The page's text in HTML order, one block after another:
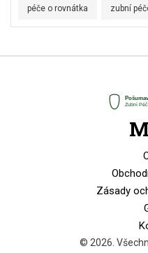
péče o rovnátka zubní
Zásady
© 2026.